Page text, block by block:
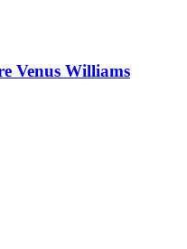
Venus Williams